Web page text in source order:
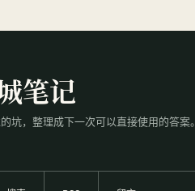
笔记
坑，整理成下一次可以直接使用的答案。